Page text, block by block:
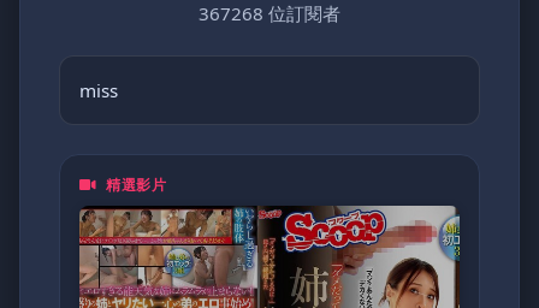
367268 位訂閱者
miss
精選影片